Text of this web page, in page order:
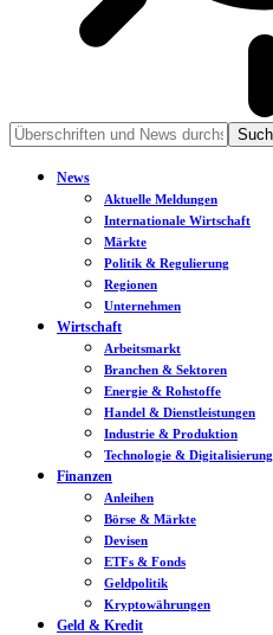
News
Aktuelle Meldungen
Internationale Wirtschaft
Märkte
Politik & Regulierung
Regionen
Unternehmen
Wirtschaft
Arbeitsmarkt
Branchen & Sektoren
Energie & Rohstoffe
Handel & Dienstleistungen
Industrie & Produktion
Technologie & Digitalisierung
Finanzen
Anleihen
Börse & Märkte
Devisen
ETFs & Fonds
Geldpolitik
Kryptowährungen
Geld & Kredit